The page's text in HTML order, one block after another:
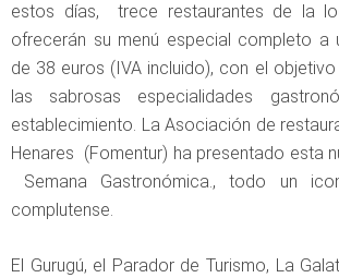
estos días, trece restaurantes de la
ofrecerán su menú especial completo a
de 38 euros (IVA incluido), con el
las sabrosas especialidades
establecimiento. La Asociación de
Henares (Fomentur) ha presentado esta
Semana Gastronómica., todo un
complutense.
El Gurugú, el Parador de Turismo, La